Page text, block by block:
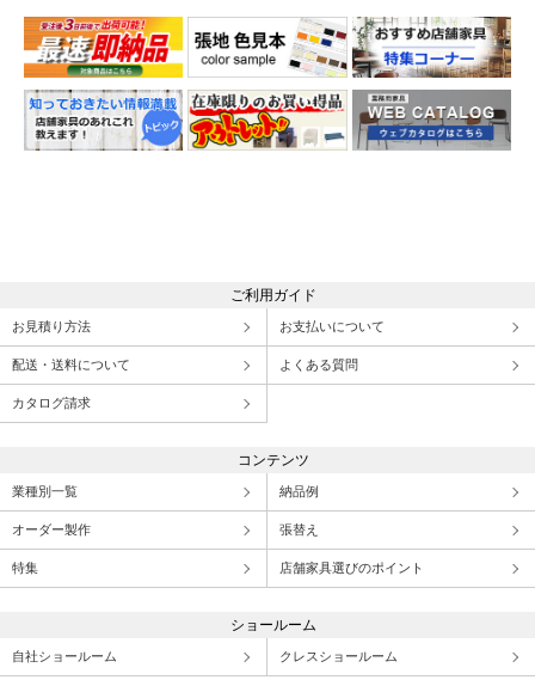
ご利用ガイド
お見積り方法 お支払いについて
配送・送料について よくある質問
カタログ請求
コンテンツ
業種別一覧 納品例
オーダー製作 張替え
特集 店舗家具選びのポイント
ショールーム
自社ショールーム クレスショールーム